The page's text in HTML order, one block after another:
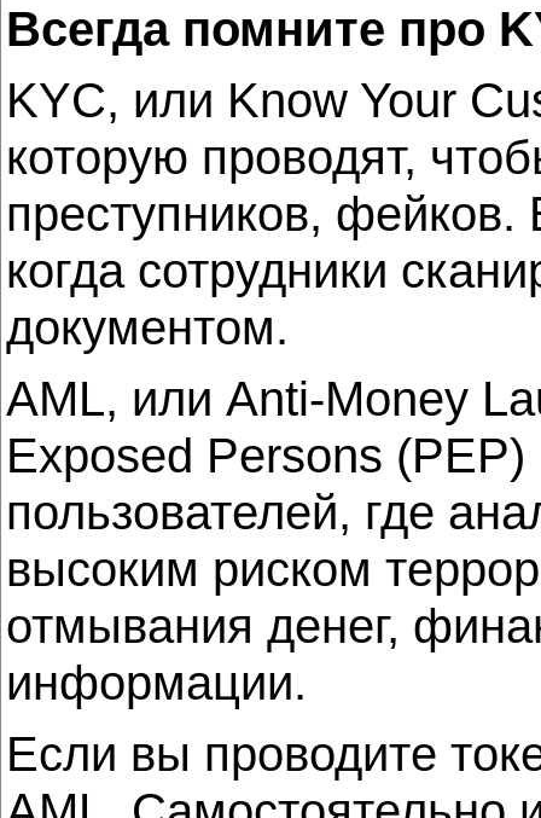
Всегда помните про
KYC, или Know Your
которую проводят,
преступников,
когда сотрудники
документом.
AML, или Anti-Money
Exposed Persons
пользователей, где
высоким риском
отмывания денег,
информации.
Если вы проводите